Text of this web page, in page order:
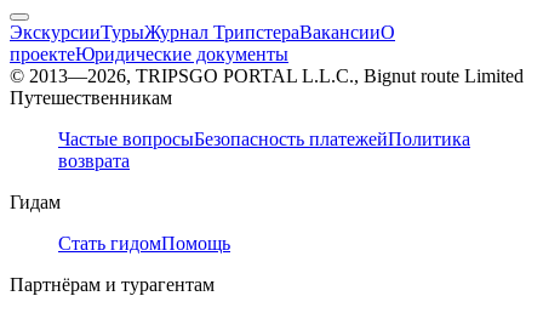
ЭкскурсииТурыЖурнал ТрипстераВакансииО
проектеЮридические документы
© 2013—2026, TRIPSGO PORTAL L.L.C., Bignut route Limited
Путешественникам
Частые вопросыБезопасность платежейПолитика
возврата
Гидам
Стать гидомПомощь
Партнёрам и турагентам